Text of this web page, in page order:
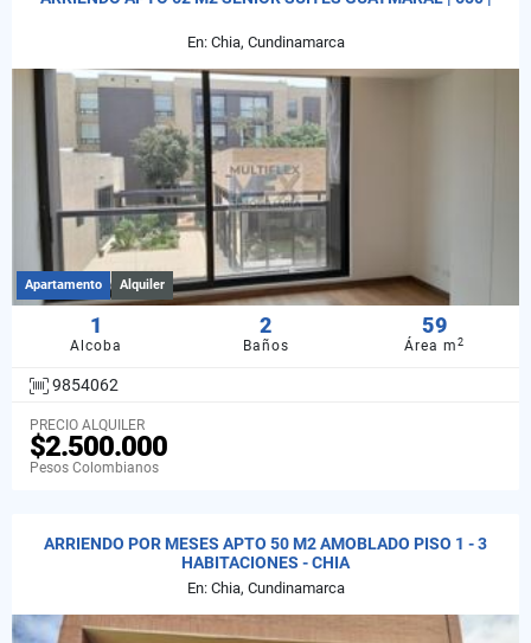
En: Chia, Cundinamarca
Apartamento Alquiler
1
Alcoba
2
Baños
59
Área m2
9854062
PRECIO ALQUILER
$2.500.000
Pesos Colombianos
ARRIENDO POR MESES APTO 50 M2 AMOBLADO PISO 1 - 3
HABITACIONES - CHIA
En: Chia, Cundinamarca